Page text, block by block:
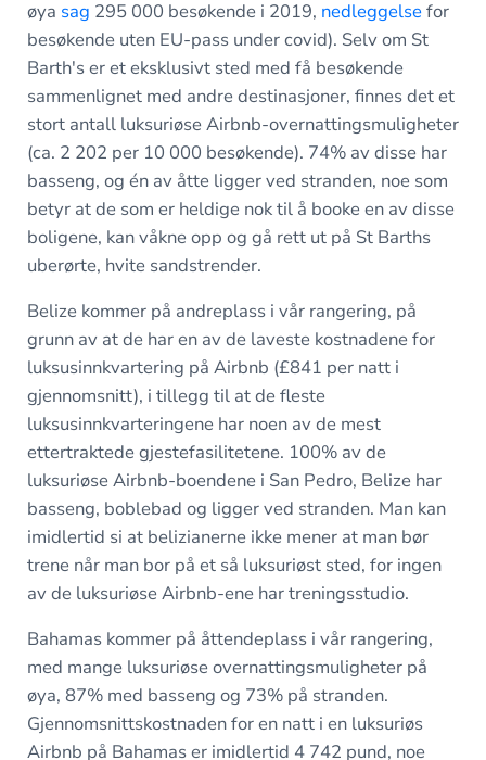
øya sag 295 000 besøkende i 2019, nedleggelsefor
besøkende uten EU-pass under covid). Selv om St
Barth's er et eksklusivt sted med få besøkende
sammenlignet med andre destinasjoner, finnes det et
stort antall luksuriøse Airbnb-overnattingsmuligheter
(ca. 2 202 per 10 000 besøkende). 74% av disse har
basseng, og én av åtte ligger ved stranden, noe som
betyr at de som er heldige nok til å booke en av disse
boligene, kan våkne opp og gå rett ut på St Barths
uberørte, hvite sandstrender.
Belize kommer på andreplass i vår rangering, på
grunn av at de har en av de laveste kostnadene for
luksusinnkvartering på Airbnb (£841 per natt i
gjennomsnitt), i tillegg til at de fleste
luksusinnkvarteringene har noen av de mest
ettertraktede gjestefasilitetene. 100% av de
luksuriøse Airbnb-boendene i San Pedro, Belize har
basseng, boblebad og ligger ved stranden. Man kan
imidlertid si at belizianerne ikke mener at man bør
trene når man bor på et så luksuriøst sted, for ingen
av de luksuriøse Airbnb-ene har treningsstudio.
Bahamas kommer på åttendeplass i vår rangering,
med mange luksuriøse overnattingsmuligheter på
øya, 87% med basseng og 73% på stranden.
Gjennomsnittskostnaden for en natt i en luksuriøs
Airbnb på Bahamas er imidlertid 4 742 pund, noe